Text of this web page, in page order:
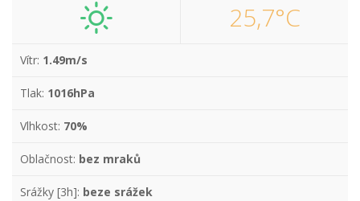
25,7°C
Vítr: 1.49m/s
Tlak: 1016hPa
Vlhkost: 70%
Oblačnost: bez mraků
Srážky [3h]: beze srážek